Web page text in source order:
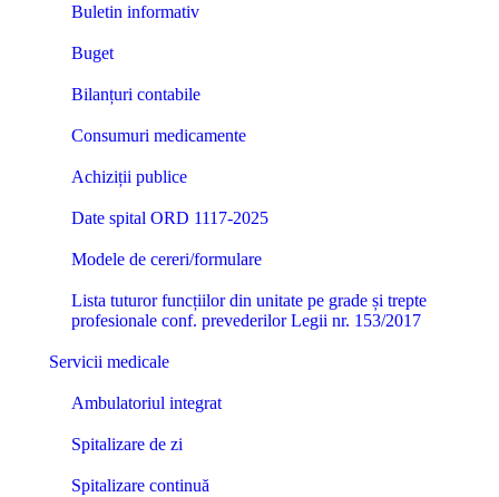
Buletin informativ
Buget
Bilanțuri contabile
Consumuri medicamente
Achiziții publice
Date spital ORD 1117-2025
Modele de cereri/formulare
Lista tuturor funcțiilor din unitate pe grade și trepte
profesionale conf. prevederilor Legii nr. 153/2017
Servicii medicale
Ambulatoriul integrat
Spitalizare de zi
Spitalizare continuă